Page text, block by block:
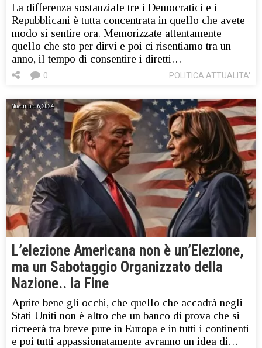
La differenza sostanziale tre i Democratici e i
Repubblicani è tutta concentrata in quello che avete
modo si sentire ora. Memorizzate attentamente
quello che sto per dirvi e poi ci risentiamo tra un
anno, il tempo di consentire i diretti…
POLITICA ATTUALITA'
0
Novembre 6, 2024
L’elezione Americana non è un’Elezione,
ma un Sabotaggio Organizzato della
Nazione.. la Fine
Aprite bene gli occhi, che quello che accadrà negli
Stati Uniti non è altro che un banco di prova che si
ricreerà tra breve pure in Europa e in tutti i continenti
e poi tutti appassionatamente avranno un idea di…